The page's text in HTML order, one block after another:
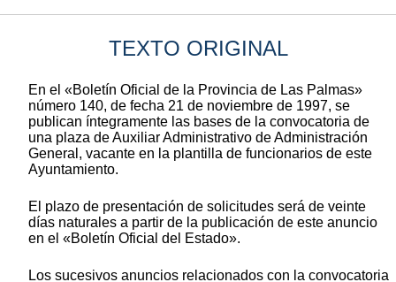
TEXTO ORIGINAL
En el «Boletín Oficial de la Provincia de Las Palmas»
número 140, de fecha 21 de noviembre de 1997, se
publican íntegramente las bases de la convocatoria de
una plaza de Auxiliar Administrativo de Administración
General, vacante en la plantilla de funcionarios de este
Ayuntamiento.
El plazo de presentación de solicitudes será de veinte
días naturales a partir de la publicación de este anuncio
en el «Boletín Oficial del Estado».
Los sucesivos anuncios relacionados con la convocatoria